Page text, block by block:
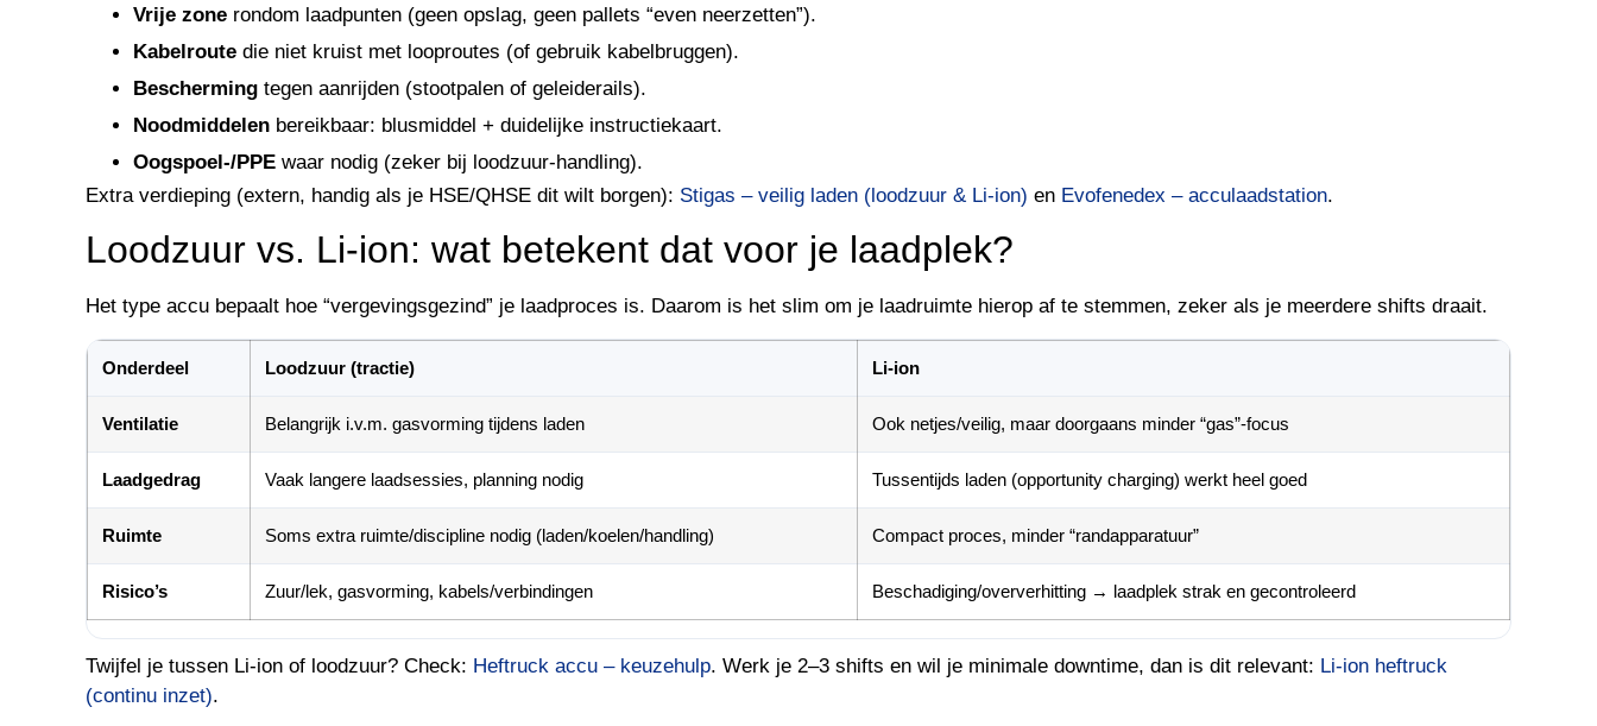
Vrije zone rondom laadpunten (geen opslag, geen pallets “even neerzetten”).
Kabelroute die niet kruist met looproutes (of gebruik kabelbruggen).
Bescherming tegen aanrijden (stootpalen of geleiderails).
Noodmiddelen bereikbaar: blusmiddel + duidelijke instructiekaart.
Oogspoel-/PPE waar nodig (zeker bij loodzuur-handling).
Extra verdieping (extern, handig als je HSE/QHSE dit wilt borgen): Stigas – veilig laden (loodzuur & Li-ion) en Evofenedex – acculaadstation.
Loodzuur vs. Li-ion: wat betekent dat voor je laadplek?
Het type accu bepaalt hoe “vergevingsgezind” je laadproces is. Daarom is het slim om je laadruimte hierop af te stemmen, zeker als je meerdere shifts draait.
Onderdeel Loodzuur (tractie) Li-ion
Ventilatie Belangrijk i.v.m. gasvorming tijdens laden Ook netjes/veilig, maar doorgaans minder “gas”-focus
Laadgedrag Vaak langere laadsessies, planning nodig Tussentijds laden (opportunity charging) werkt heel goed
Ruimte Soms extra ruimte/discipline nodig (laden/koelen/handling) Compact proces, minder “randapparatuur”
Risico’s Zuur/lek, gasvorming, kabels/verbindingen Beschadiging/oververhitting → laadplek strak en gecontroleerd
Twijfel je tussen Li-ion of loodzuur? Check: Heftruck accu – keuzehulp. Werk je 2–3 shifts en wil je minimale downtime, dan is dit relevant: Li-ion heftruck
(continu inzet).